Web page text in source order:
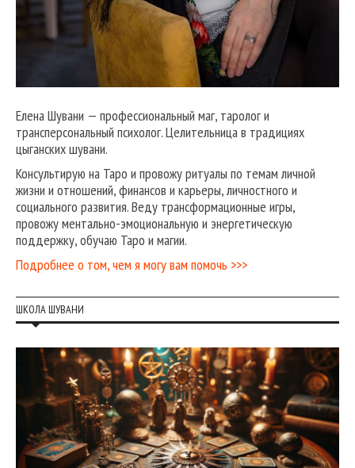
Елена Шувани — профессиональный маг, таролог и
трансперсональный психолог. Целительница в традициях
цыганских шувани.
Консультирую на Таро и провожу ритуалы по темам личной
жизни и отношений, финансов и карьеры, личностного и
социального развития. Веду трансформационные игры,
провожу ментально-эмоциональную и энергетическую
поддержку, обучаю Таро и магии.
Подробнее о том, чем я могу вам помочь >>>
ШКОЛА ШУВАНИ